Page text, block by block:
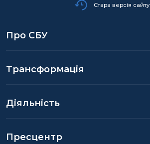
Стара версія сайту
Про СБУ
Трансформація
Діяльність
Пресцентр